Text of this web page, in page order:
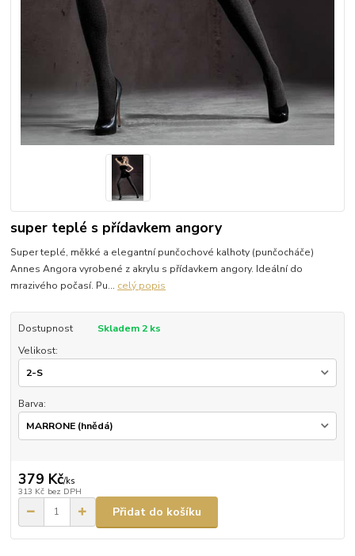
super teplé s přídavkem angory
Super teplé, měkké a elegantní punčochové kalhoty (punčocháče)
Annes Angora vyrobené z akrylu s přídavkem angory. Ideální do
mrazivého počasí. Pu... celý popis
Dostupnost
Skladem 2 ks
Velikost:
Barva:
379 Kč/ks
313 Kč bez DPH
Přidat do košíku